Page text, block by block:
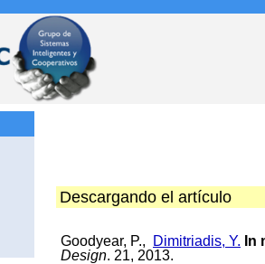
Descargando el artículo
Goodyear, P., Dimitriadis, Y. In
Design. 21, 2013.